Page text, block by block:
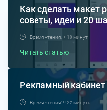
Как сделать макет
советы, идеи и 20
Время чтения: ≈ 10 минут
Читать статью
Рекламный кабинет
Время чтения: ≈ 22 минуты